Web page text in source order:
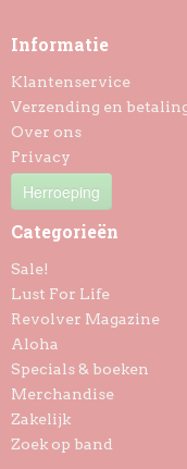
Informatie
Klantenservice
Verzending en
Over ons
Privacy
Herroeping
Categorieën
Sale!
Lust For Life
Revolver Magazine
Aloha
Specials & boeken
Merchandise
Zakelijk
Zoek op band